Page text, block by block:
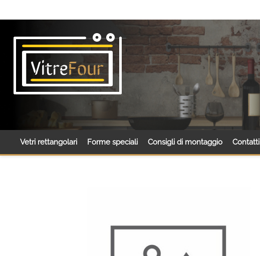
Vetri rettangolari Forme speciali Consigli di montaggio Contatti